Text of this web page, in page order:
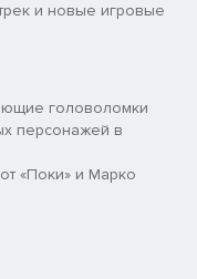
и новые игровые
головоломки
персонажей в
«Поки» и Марко